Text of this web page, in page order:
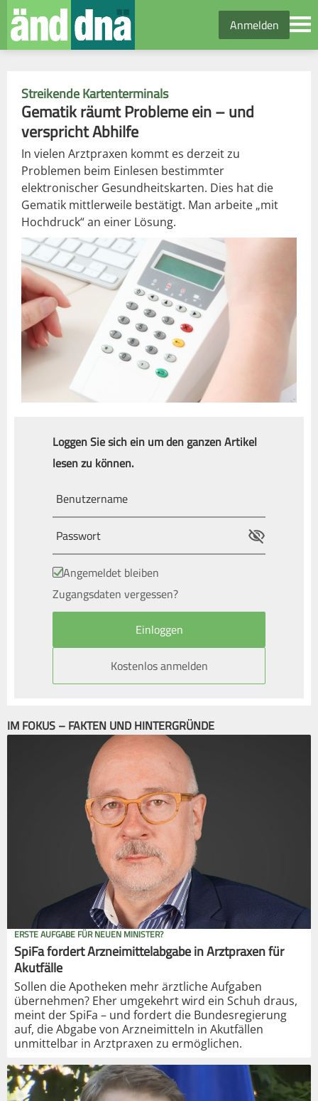
Anmelden
Streikende Kartenterminals
Gematik räumt Probleme ein – und
verspricht Abhilfe
In vielen Arztpraxen kommt es derzeit zu
Problemen beim Einlesen bestimmter
elektronischer Gesundheitskarten. Dies hat die
Gematik mittlerweile bestätigt. Man arbeite „mit
Hochdruck“ an einer Lösung.
Loggen Sie sich ein um den ganzen Artikel
lesen zu können.
Angemeldet bleiben
Zugangsdaten vergessen?
Kostenlos anmelden
IM FOKUS – FAKTEN UND HINTERGRÜNDE
ERSTE AUFGABE FÜR NEUEN MINISTER?
SpiFa fordert Arzneimittelabgabe in Arztpraxen für
Akutfälle
Sollen die Apotheken mehr ärztliche Aufgaben
übernehmen? Eher umgekehrt wird ein Schuh draus,
meint der SpiFa – und fordert die Bundesregierung
auf, die Abgabe von Arzneimitteln in Akutfällen
unmittelbar in Arztpraxen zu ermöglichen.